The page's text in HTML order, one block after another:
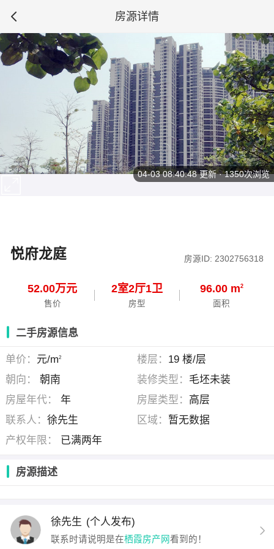
房源详情
悦府龙庭 房源ID: 2302756318
52.00万元
售价
2室2厅1卫
房型
96.00 m2
面积
04-03 08:40:48更新 · 1350次浏览
二手房源信息
单价： 元/m2 楼层： 19 楼/层
朝向：
朝南 装修类型： 毛坯未装
房屋年代：
年 房屋类型： 高层
联系人：徐先生 区域： 暂无数据
产权年限：
已满两年
房源描述
徐先生 (个人发布)
联系时请说明是在栖霞房产网看到的！